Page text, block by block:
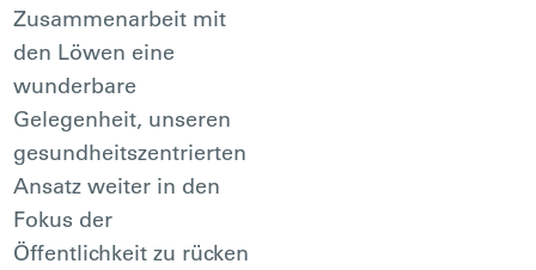
Zusammenarbeit mit
den Löwen eine
wunderbare
Gelegenheit, unseren
gesundheitszentrierten
Ansatz weiter in den
Fokus der
Öffentlichkeit zu rücken